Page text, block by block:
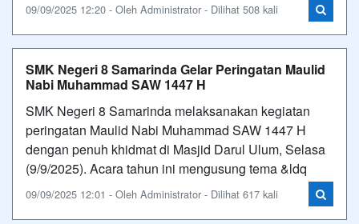
09/09/2025 12:20 - Oleh Administrator - Dilihat 508 kali
SMK Negeri 8 Samarinda Gelar Peringatan Maulid
Nabi Muhammad SAW 1447 H
SMK Negeri 8 Samarinda melaksanakan kegiatan
peringatan Maulid Nabi Muhammad SAW 1447 H
dengan penuh khidmat di Masjid Darul Ulum, Selasa
(9/9/2025). Acara tahun ini mengusung tema &ldq
09/09/2025 12:01 - Oleh Administrator - Dilihat 617 kali